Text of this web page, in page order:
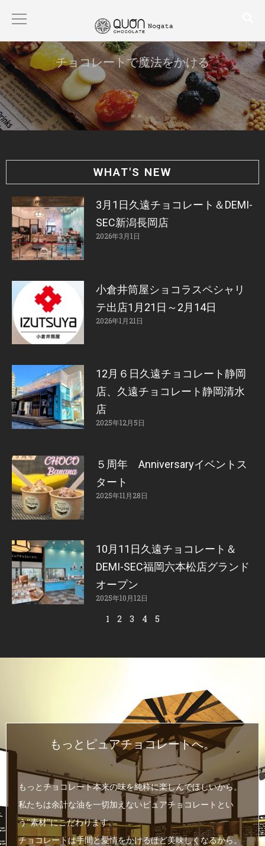
HOME
ABOUT
BLOG
チョコレートで魔法をかける
WHAT'S NEW
3月1日久遠チョコレート＆DEMI-
SEC新潟長岡店
2026年3月1日
小倉井筒屋ショコラスペシャリ
テ出店1月21日～2月14日
2026年1月21日
12月６日久遠チョコレート静岡
店、久遠チョコレート静岡清水
店
2025年12月5日
５周年 Anniversaryイベントス
タート
2025年11月28日
10月11日久遠チョコレート＆
DEMI-SEC福岡六本松店グランド
オープン
2025年10月12日
1 2 3 4 5
もっとピュアチョコレートへ。
もっとチョコレート本来の味を純粋に楽しんでほしいから。
私たちは余計な油を一切加えないピュアチョコレートとい
う”素材”にこだわります。
チョコレートは手間と愛情をかけるほど美味しくなるから。